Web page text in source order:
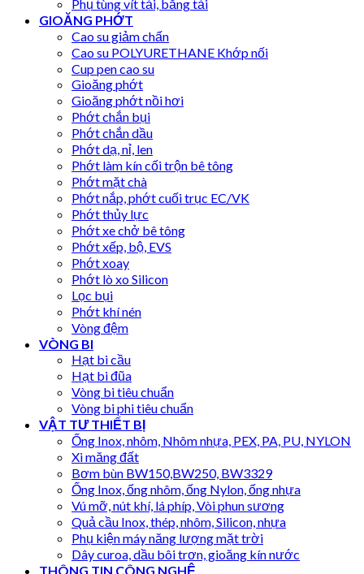
Phụ tùng vít tải, băng tải
GIOĂNG PHỚT
Cao su giảm chấn
Cao su POLYURETHANE Khớp nối
Cup pen cao su
Gioăng phớt
Gioăng phớt nồi hơi
Phớt chắn bụi
Phớt chắn dầu
Phớt dạ, nỉ, len
Phớt làm kín cối trộn bê tông
Phớt mặt chà
Phớt nắp, phớt cuối trục EC/VK
Phớt thủy lực
Phớt xe chở bê tông
Phớt xếp, bộ, EVS
Phớt xoay
Phớt lò xo Silicon
Lọc bụi
Phớt khí nén
Vòng đệm
VÒNG BI
Hạt bi cầu
Hạt bi đũa
Vòng bi tiêu chuẩn
Vòng bi phi tiêu chuẩn
VẬT TƯ THIẾT BỊ
Ống Inox, nhôm, Nhôm nhựa, PEX, PA, PU, NYLON
Xi măng đất
Bơm bùn BW150,BW250, BW3329
Ống Inox, ống nhôm, ống Nylon, ống nhựa
Vú mỡ, nút khí, lá phíp, Vòi phun sương
Quả cầu Inox, thép, nhôm, Silicon, nhựa
Phụ kiện máy năng lượng mặt trời
Dây curoa, dầu bôi trơn, gioăng kín nước
THÔNG TIN CÔNG NGHỆ